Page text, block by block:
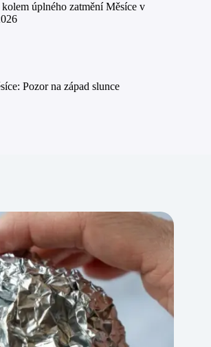
úplného zatmění Měsíce v
Pozor na západ slunce